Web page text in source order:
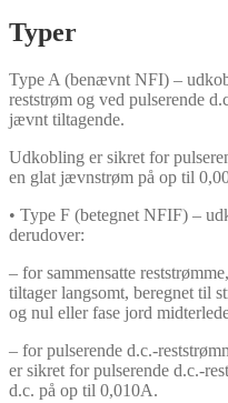
Typer
Type A (benævnt NFI) –
reststrøm og ved pulserende
jævnt tiltagende.
Udkobling er sikret for
en glat jævnstrøm på op til
• Type F (betegnet NFIF) –
derudover:
– for sammensatte
tiltager langsomt, beregnet til
og nul eller fase jord
– for pulserende d.c.-
er sikret for pulserende d.c.-
d.c. på op til 0,010A.